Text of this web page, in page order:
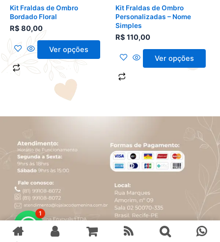
Kit Fraldas de Ombro
Bordado Floral
R$ 80,00
Ver opções
na
página
produto
Kit Fraldas de Ombro
Personalizadas – Nome
Simples
R$ 110,00
Ver opções
na
página
do
produto
Manta Vermelha Kidstar®
1